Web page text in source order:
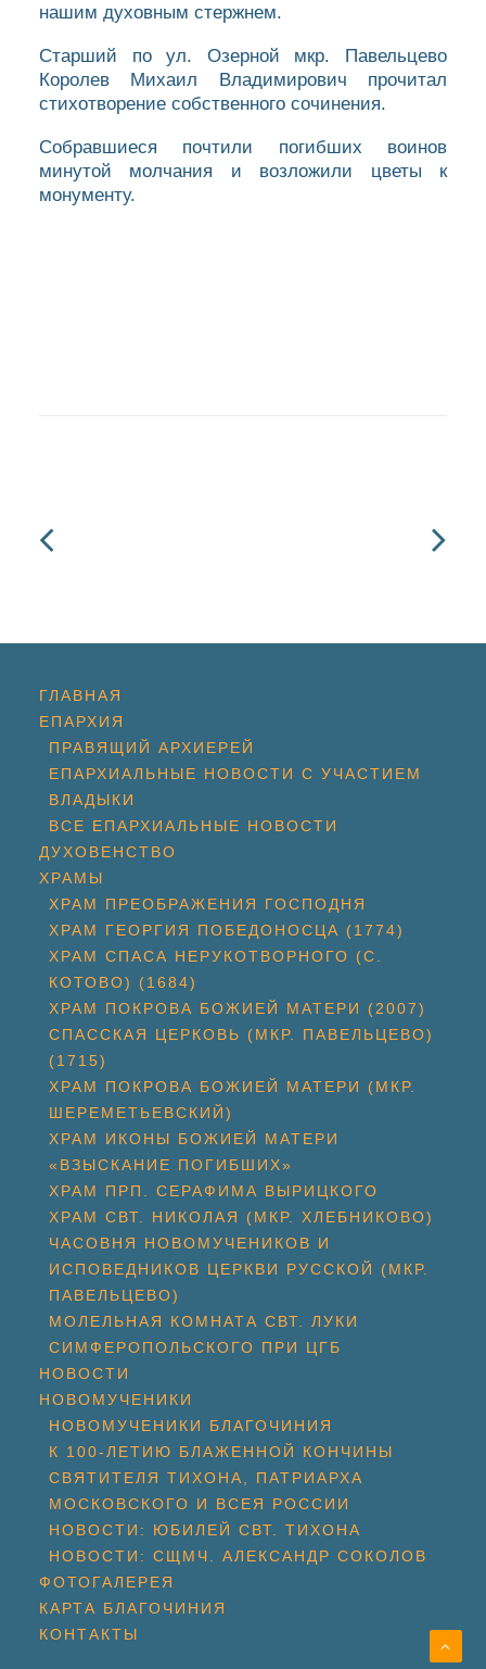
нашим духовным стержнем.
Старший по ул. Озерной мкр. Павельцево
Королев Михаил Владимирович прочитал
стихотворение собственного сочинения.
Собравшиеся почтили погибших воинов
минутой молчания и возложили цветы к
монументу.
ГЛАВНАЯ
ЕПАРХИЯ
ПРАВЯЩИЙ АРХИЕРЕЙ
ЕПАРХИАЛЬНЫЕ НОВОСТИ С УЧАСТИЕМ
ВЛАДЫКИ
ВСЕ ЕПАРХИАЛЬНЫЕ НОВОСТИ
ДУХОВЕНСТВО
ХРАМЫ
ХРАМ ПРЕОБРАЖЕНИЯ ГОСПОДНЯ
ХРАМ ГЕОРГИЯ ПОБЕДОНОСЦА (1774)
ХРАМ СПАСА НЕРУКОТВОРНОГО (С.
КОТОВО) (1684)
ХРАМ ПОКРОВА БОЖИЕЙ МАТЕРИ (2007)
СПАССКАЯ ЦЕРКОВЬ (МКР. ПАВЕЛЬЦЕВО)
(1715)
ХРАМ ПОКРОВА БОЖИЕЙ МАТЕРИ (МКР.
ШЕРЕМЕТЬЕВСКИЙ)
ХРАМ ИКОНЫ БОЖИЕЙ МАТЕРИ
«ВЗЫСКАНИЕ ПОГИБШИХ»
ХРАМ ПРП. СЕРАФИМА ВЫРИЦКОГО
ХРАМ СВТ. НИКОЛАЯ (МКР. ХЛЕБНИКОВО)
ЧАСОВНЯ НОВОМУЧЕНИКОВ И
ИСПОВЕДНИКОВ ЦЕРКВИ РУССКОЙ (МКР.
ПАВЕЛЬЦЕВО)
МОЛЕЛЬНАЯ КОМНАТА СВТ. ЛУКИ
СИМФЕРОПОЛЬСКОГО ПРИ ЦГБ
НОВОСТИ
НОВОМУЧЕНИКИ
НОВОМУЧЕНИКИ БЛАГОЧИНИЯ
К 100-ЛЕТИЮ БЛАЖЕННОЙ КОНЧИНЫ
СВЯТИТЕЛЯ ТИХОНА, ПАТРИАРХА
МОСКОВСКОГО И ВСЕЯ РОССИИ
НОВОСТИ: ЮБИЛЕЙ СВТ. ТИХОНА
НОВОСТИ: СЩМЧ. АЛЕКСАНДР СОКОЛОВ
ФОТОГАЛЕРЕЯ
КАРТА БЛАГОЧИНИЯ
КОНТАКТЫ